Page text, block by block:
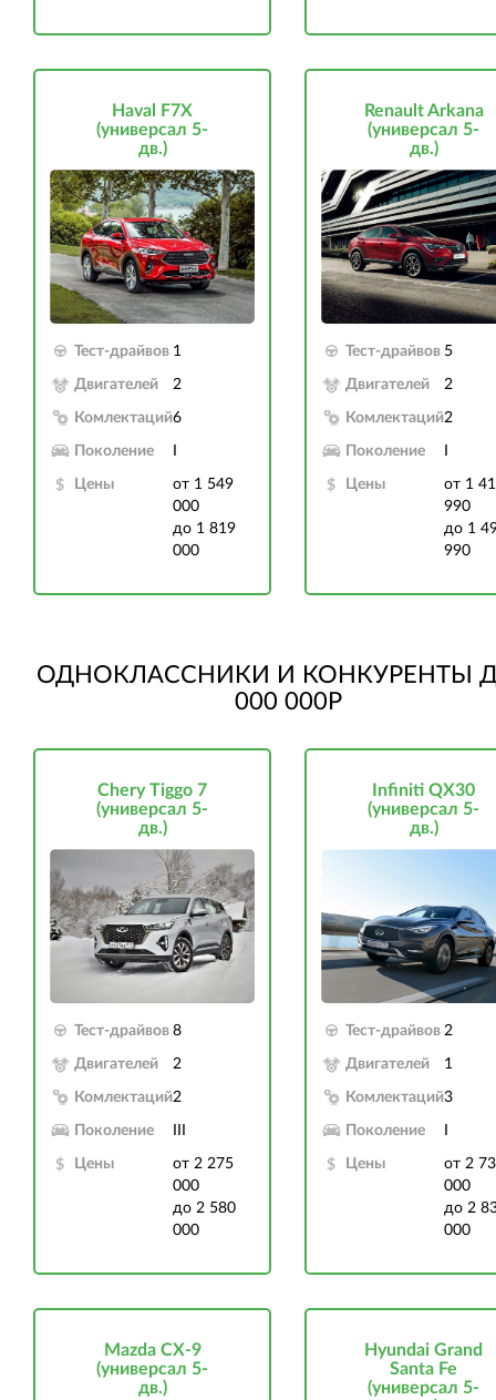
Haval F7X
(универсал 5-
дв.)
Тест-драйвов 1
Двигателей 2
Комлектаций6
Поколение
Цены
от 1 549
000
до 1 819
000
Renault Arkana
(универсал 5-
дв.)
Тест-драйвов 5
Двигателей 2
Комлектаций2
Поколение
Цены
от 1
990
до 1
990
ОДНОКЛАССНИКИ И КОНКУРЕНТЫ
000 000Р
Chery Tiggo 7
(универсал 5-
дв.)
Тест-драйвов 8
Двигателей 2
Комлектаций2
Поколение
Цены
от 2 275
000
до 2 580
000
Infiniti QX30
(универсал 5-
дв.)
Тест-драйвов 2
Двигателей 1
Комлектаций3
Поколение
Цены
от 2
000
до 2
000
Mazda CX-9
(универсал 5-
дв.)
Hyundai Grand
Santa Fe
(универсал 5-